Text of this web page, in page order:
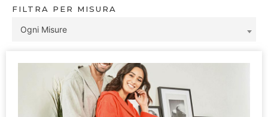
FILTRA PER MISURA
Ogni Misure